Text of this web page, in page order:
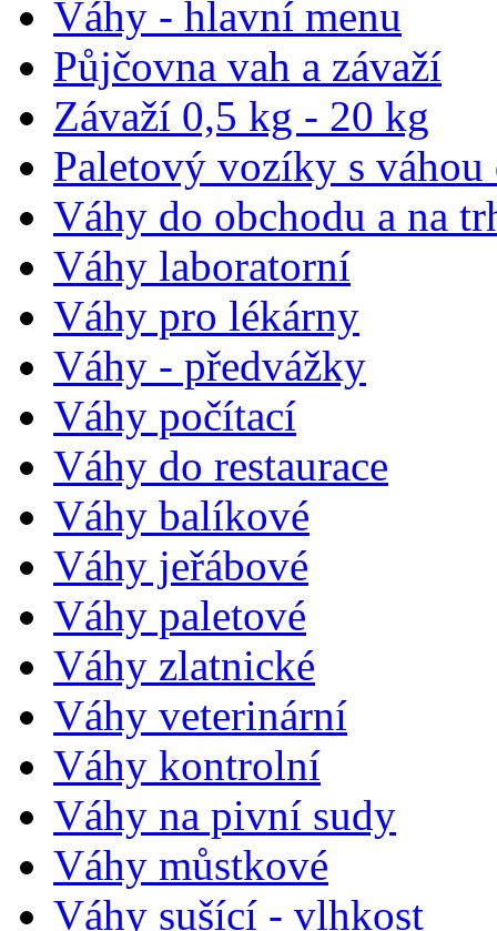
Váhy - hlavní menu
Půjčovna vah a závaží
Závaží 0,5 kg - 20 kg
Paletový vozíky s
Váhy do obchodu a na
Váhy laboratorní
Váhy pro lékárny
Váhy - předvážky
Váhy počítací
Váhy do restaurace
Váhy balíkové
Váhy jeřábové
Váhy paletové
Váhy zlatnické
Váhy veterinární
Váhy kontrolní
Váhy na pivní sudy
Váhy můstkové
Váhy sušící - vlhkost